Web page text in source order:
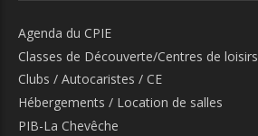
Agenda du CPIE
Classes de Découverte/Centres de loisirs
Clubs / Autocaristes / CE
Hébergements / Location de salles
PIB-La Chevêche